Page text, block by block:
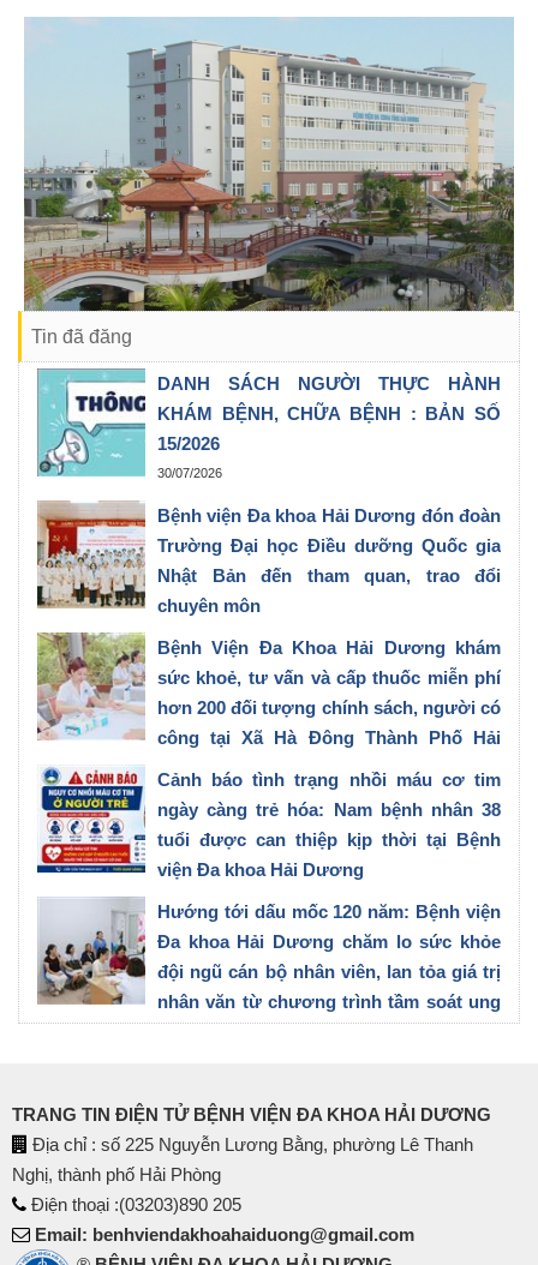
Tin đã đăng
DANH SÁCH NGƯỜI THỰC HÀNH
KHÁM BỆNH, CHỮA BỆNH : BẢN SỐ
15/2026
30/07/2026
Bệnh viện Đa khoa Hải Dương đón đoàn
Trường Đại học Điều dưỡng Quốc gia
Nhật Bản đến tham quan, trao đổi
chuyên môn
Bệnh Viện Đa Khoa Hải Dương khám
sức khoẻ, tư vấn và cấp thuốc miễn phí
hơn 200 đối tượng chính sách, người có
công tại Xã Hà Đông Thành Phố Hải
Cảnh báo tình trạng nhồi máu cơ tim
ngày càng trẻ hóa: Nam bệnh nhân 38
tuổi được can thiệp kịp thời tại Bệnh
viện Đa khoa Hải Dương
Hướng tới dấu mốc 120 năm: Bệnh viện
Đa khoa Hải Dương chăm lo sức khỏe
đội ngũ cán bộ nhân viên, lan tỏa giá trị
nhân văn từ chương trình tầm soát ung
TRANG TIN ĐIỆN TỬ BỆNH VIỆN ĐA KHOA HẢI DƯƠNG
Địa chỉ : số 225 Nguyễn Lương Bằng, phường Lê Thanh
Nghị, thành phố Hải Phòng
Điện thoại :(03203)890 205
Email: benhviendakhoahaiduong@gmail.com